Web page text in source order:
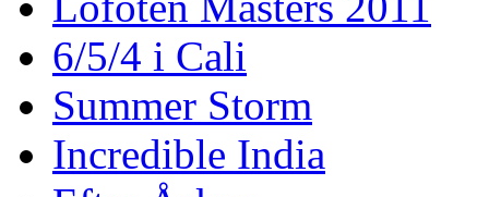
6/5/4 i Cali
Summer Storm
Incredible India